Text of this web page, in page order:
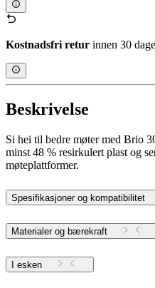
Kostnadsfri retur innen 30
Beskrivelse
Si hei til bedre møter med Brio
minst 48 % resirkulert plast og
møteplattformer.
Spesifikasjoner og kompatibilitet
Materialer og bærekraft
I esken